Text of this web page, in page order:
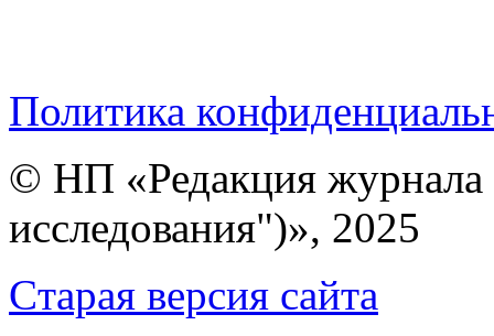
Политика
© НП «Редакция
исследования")», 2025
Cтарая версия сайта